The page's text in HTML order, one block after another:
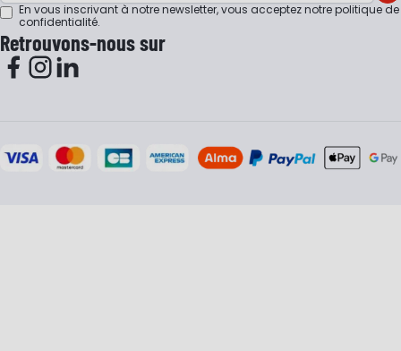
En vous inscrivant à notre newsletter, vous acceptez notrepolitique de
confidentialité.
Retrouvons-nous sur